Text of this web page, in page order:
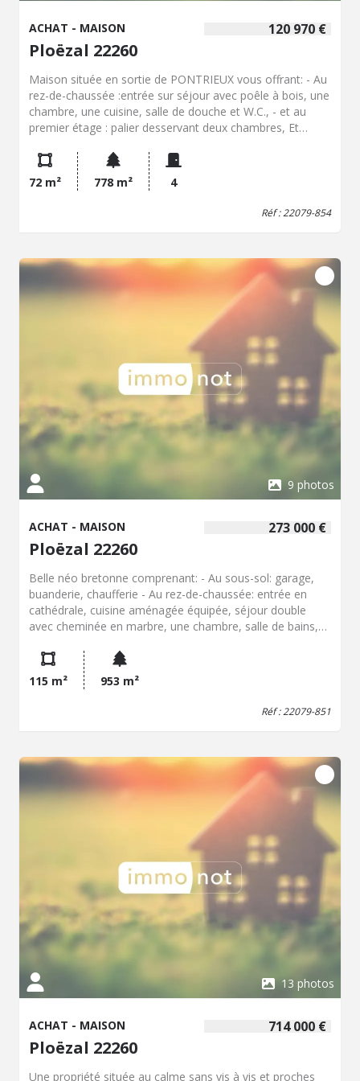
120 970 €
ACHAT - MAISON
Ploëzal 22260
Maison située en sortie de PONTRIEUX vous offrant: - Au
rez-de-chaussée :entrée sur séjour avec poêle à bois, une
chambre, une cuisine, salle de douche et W.C., - et au
premier étage : palier desservant deux chambres, Et
d'environ 700m².
72 m²
778 m² 4
Réf : 22079-854
9 photos
273 000 €
ACHAT - MAISON
Ploëzal 22260
Belle néo bretonne comprenant: - Au sous-sol: garage,
buanderie, chaufferie - Au rez-de-chaussée: entrée en
cathédrale, cuisine aménagée équipée, séjour double
avec cheminée en marbre, une chambre, salle de bains,
enfilade, salle d'eau avec w.c. Jardin clos d'environ 900 m²
115 m²
953 m²
Réf : 22079-851
13 photos
714 000 €
ACHAT - MAISON
Ploëzal 22260
Une propriété située au calme sans vis à vis et proches